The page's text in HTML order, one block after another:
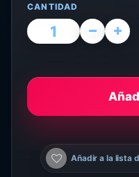
CANTIDAD
Añadir a la lista